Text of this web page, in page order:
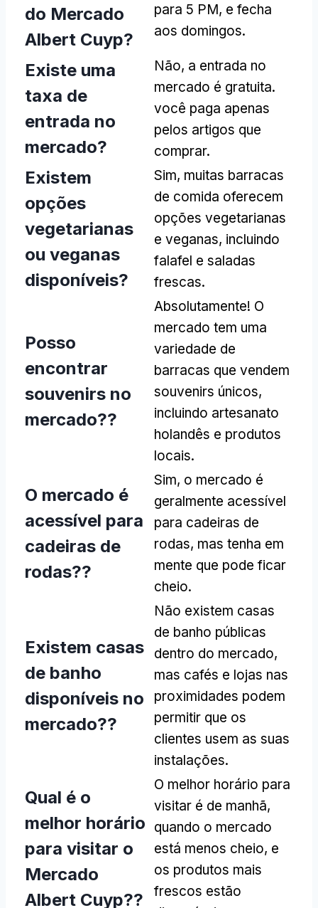
do Mercado
Albert Cuyp?
para 5 PM, e fecha
aos domingos.
Existe uma
taxa de
entrada no
mercado?
Não, a entrada no
mercado é gratuita.
você paga apenas
pelos artigos que
comprar.
Existem
opções
vegetarianas
ou veganas
disponíveis?
Sim, muitas barracas
de comida oferecem
opções vegetarianas
e veganas, incluindo
falafel e saladas
frescas.
Posso
encontrar
souvenirs no
mercado??
Absolutamente! O
mercado tem uma
variedade de
barracas que vendem
souvenirs únicos,
incluindo artesanato
holandês e produtos
locais.
O mercado é
acessível para
cadeiras de
rodas??
Sim, o mercado é
geralmente acessível
para cadeiras de
rodas, mas tenha em
mente que pode ficar
cheio.
Existem casas
de banho
disponíveis no
mercado??
Não existem casas
de banho públicas
dentro do mercado,
mas cafés e lojas nas
proximidades podem
permitir que os
clientes usem as suas
instalações.
Qual é o
melhor horário
para visitar o
Mercado
Albert Cuyp??
O melhor horário para
visitar é de manhã,
quando o mercado
está menos cheio, e
os produtos mais
frescos estão